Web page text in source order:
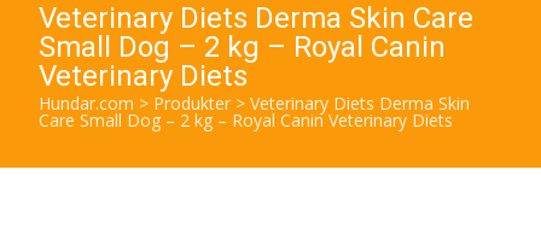
Veterinary Diets Derma Skin Care
Small Dog – 2 kg – Royal Canin
Veterinary Diets
Hundar.com > Produkter > Veterinary Diets Derma Skin
Care Small Dog – 2 kg – Royal Canin Veterinary Diets